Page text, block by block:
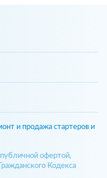
и продажа стартеров и
офертой,
Кодекса